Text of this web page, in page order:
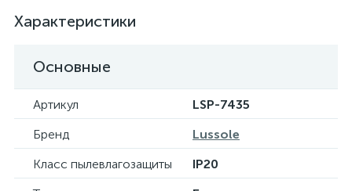
Характеристики
Основные
Артикул
LSP-7435
Бренд
Lussole
Класс пылевлагозащиты
IP20